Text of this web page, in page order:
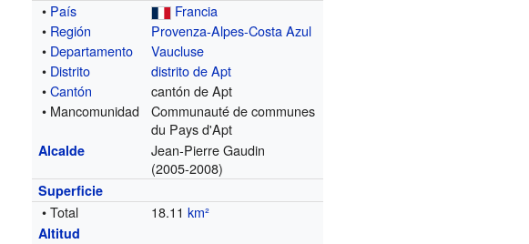
• País
Francia
• Región
Provenza-Alpes-Costa Azul
• Departamento
Vaucluse
• Distrito
distrito de Apt
•Cantón
cantón de Apt
• Mancomunidad
Communauté de communes
du Pays d'Apt
Alcalde
Jean-Pierre Gaudin
(2005-2008)
Superficie
• Total 18.11km²
Altitud